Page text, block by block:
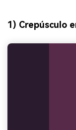
1) Crepúsculo